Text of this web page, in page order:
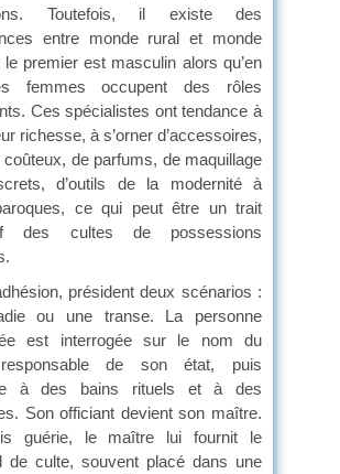
Toutefois, il existe des
entre monde rural et monde
le premier est masculin alors qu’en
femmes occupent des rôles
Ces spécialistes ont tendance à
richesse, à s’orner d’accessoires,
coûteux, de parfums, de maquillage
d’outils de la modernité à
ce qui peut être un trait
des cultes de possessions
président deux scénarios :
ou une transe. La personne
est interrogée sur le nom du
de son état, puis
à des bains rituels et à des
Son officiant devient son maître.
guérie, le maître lui fournit le
de culte, souvent placé dans une